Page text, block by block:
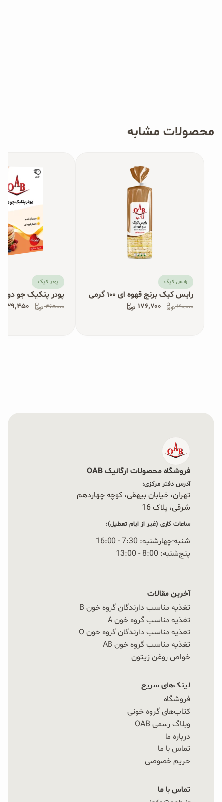
محصولات مشابه
رایس کیک
رایس کیک برنج قهوه ای ۱۰۰ گرمی
۱۹۰٬۰۰۰ ۱۷۶٬۷۰۰
پودر کیک
پودر پنکیک جو دوسر ۲۵۰
۳۶۵٬۰۰۰ ۳۳۹٬۴۵۰
فروشگاه محصولات ارگانیک OAB
آدرس دفتر مرکزی:
تهران، خیابان بیهقی، کوچه چهاردهم
شرقی، پلاک 16‭
ساعات کاری (غیر از ایام تعطیل):
شنبه-چهارشنبه: 7:30 - 16:00
پنج‌شنبه: 8:00 - 13:00
آخرین مقالات
تغذیه مناسب دارندگان گروه خون B
تغذیه مناسب گروه خون A
تغذیه مناسب دارندگان گروه خون O
تغذیه مناسب گروه خون AB
خواص روغن زیتون
لینک‌های سریع
فروشگاه
کتاب‌های گروه خونی
وبلاگ رسمی OAB
درباره ما
تماس با ما
حریم خصوصی
تماس با ما